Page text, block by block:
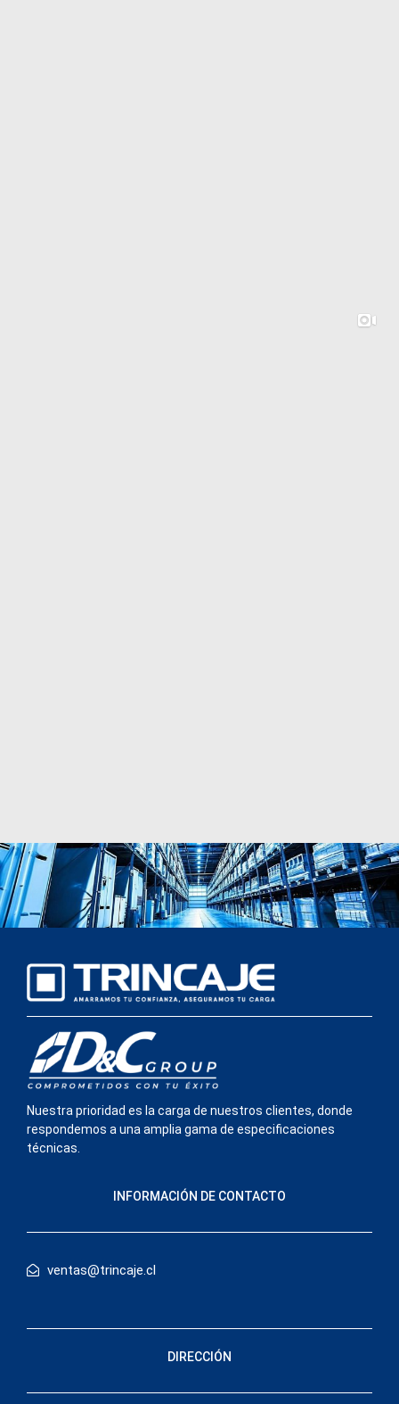
Nuestra prioridad es la carga de nuestros clientes, donde
respondemos a una amplia gama de especificaciones
técnicas.
INFORMACIÓN DE CONTACTO
ventas@trincaje.cl
DIRECCIÓN